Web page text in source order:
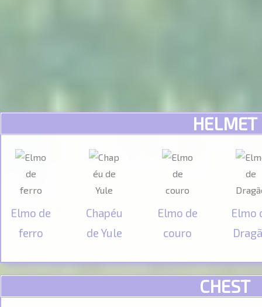
HELMET
Elmo de
ferro
Chapéu
de Yule
Elmo de
couro
Elmo
CHEST